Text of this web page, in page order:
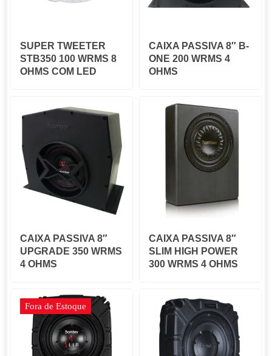
SUPER TWEETER
STB350 100 WRMS 8
OHMS COM LED
CAIXA PASSIVA 8″ B-
ONE 200 WRMS 4
OHMS
CAIXA PASSIVA 8″
UPGRADE 350 WRMS
4 OHMS
CAIXA PASSIVA 8″
SLIM HIGH POWER
300 WRMS 4 OHMS
Fora de Estoque